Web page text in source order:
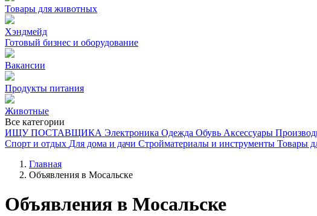
Товары для животных
Хэндмейд
Готовый бизнес и оборудование
Вакансии
Продукты питания
Животные
Все категории
ИЩУ ПОСТАВЩИКА Электроника Одежда Обувь Аксессуары
Спорт и отдых Для дома и дачи Стройматериалы и инструменты Товары
Главная
Объявления в Мосальске
Объявления в Мосальске